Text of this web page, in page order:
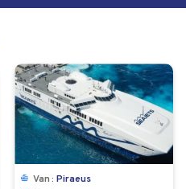
Van
Piraeus